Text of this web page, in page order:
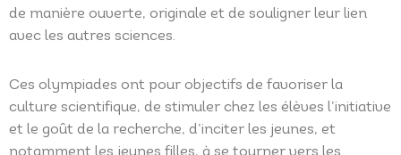
de manière ouverte, originale et de souligner leur lien
avec les autres sciences.
Ces olympiades ont pour objectifs de favoriser la
culture scientifique, de stimuler chez les élèves l’initiative
et le goût de la recherche, d’inciter les jeunes, et
notamment les jeunes filles, à se tourner vers les